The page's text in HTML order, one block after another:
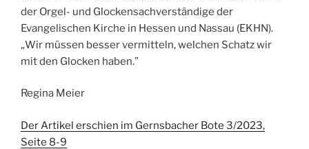
der Orgel- und Glockensachverständige der
Evangelischen Kirche in Hessen und Nassau (EKHN).
„Wir müssen besser vermitteln, welchen Schatz wir
mit den Glocken haben.”
Regina Meier
Der Artikel erschien im Gernsbacher Bote 3/2023,
Seite 8-9